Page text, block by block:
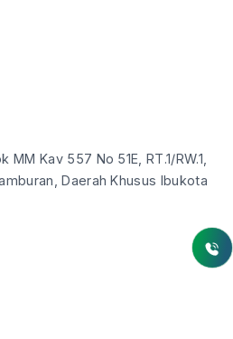
Kav 557 No 51E, RT.1/RW.1,
Daerah Khusus Ibukota